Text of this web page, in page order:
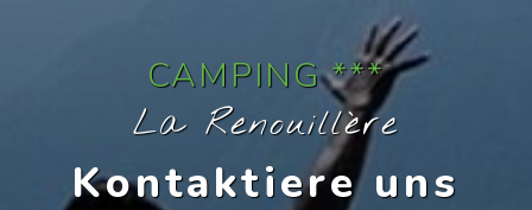
CAMPING ***
La Renouillère
Kontaktiere uns